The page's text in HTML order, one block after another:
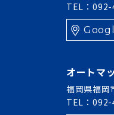
TEL：
オートマ
福岡県福
TEL：